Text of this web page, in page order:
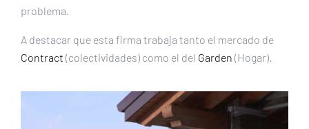
problema.
A destacar que esta firma trabaja tanto el mercado de
Contract (colectividades) como el del Garden (Hogar).